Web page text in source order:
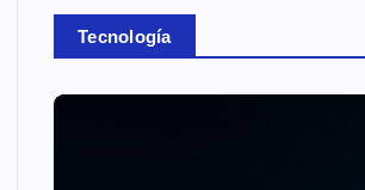
Tecnología